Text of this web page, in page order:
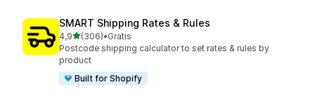
SMART Shipping Rates & Rules
4,9stelle su 5
(306)
306 recensioni totali
•Gratis
Postcode shipping calculator to set rates & rules by
product
Built for Shopify